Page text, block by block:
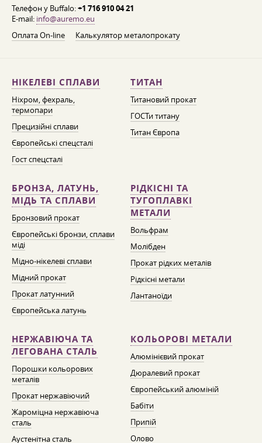
Телефон у Buffalo:+1 716 910 04 21
E-mail: info@auremo.eu
Оплата On-line
Калькулятор металопрокату
НІКЕЛЕВІ СПЛАВИ
Ніхром, фехраль,
термопари
Прецизійні сплави
Європейські спецсталі
Гост спецсталі
ТИТАН
Титановий прокат
ГОСТи титану
Титан Європа
БРОНЗА, ЛАТУНЬ,
МІДЬ ТА СПЛАВИ
Бронзовий прокат
Європейські бронзи, сплави
міді
Мідно-нікелеві сплави
Мідний прокат
Прокат латунний
Європейська латунь
РІДКІСНІ ТА
ТУГОПЛАВКІ
МЕТАЛИ
Вольфрам
Молібден
Прокат рідких металів
Рідкісні метали
Лантаноїди
НЕРЖАВІЮЧА ТА
ЛЕГОВАНА СТАЛЬ
Порошки кольорових
металів
Прокат нержавіючий
Жароміцна нержавіюча
сталь
Аустенітна сталь
КОЛЬОРОВІ МЕТАЛИ
Алюмінієвий прокат
Дюралевий прокат
Європейський алюміній
Бабіти
Припій
Олово